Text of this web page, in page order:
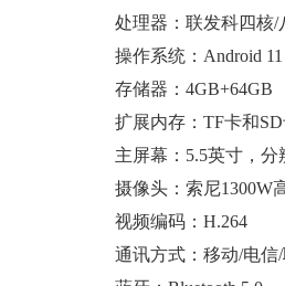
处理器：联发科四核/
操作系统：Android 11
存储器：4GB+64GB
扩展内存：TF卡和SD
主屏幕：5.5英寸，分
摄像头：索尼1300W
视频编码：H.264
通讯方式：移动/电信/